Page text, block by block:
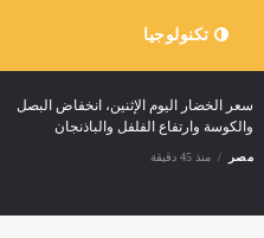
تكنولوجيا
سعر الخضار اليوم الإثنين، انخفاض البصل
والكوسة وارتفاع الفلفل والباذنجان
مصر منذ 45 دقيقة